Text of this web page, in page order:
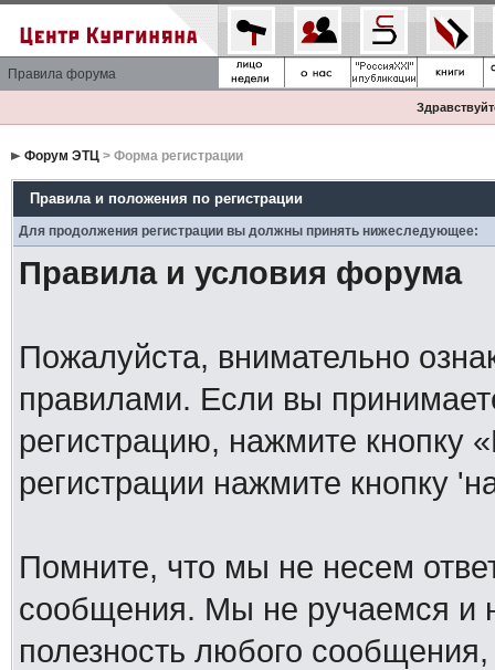
Правила форума
Форум ЭТЦ> Форма регистрации
Правила и положения по регистрации
Для продолжения регистрации вы должны принять нижеследующее:
Правила и условия форума
Пожалуйста, внимательно
правилами. Если вы
регистрацию, нажмите кнопку
регистрации нажмите кнопку
Помните, что мы не несем
сообщения. Мы не ручаемся и
полезность любого